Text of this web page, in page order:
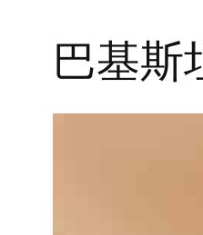
巴基斯